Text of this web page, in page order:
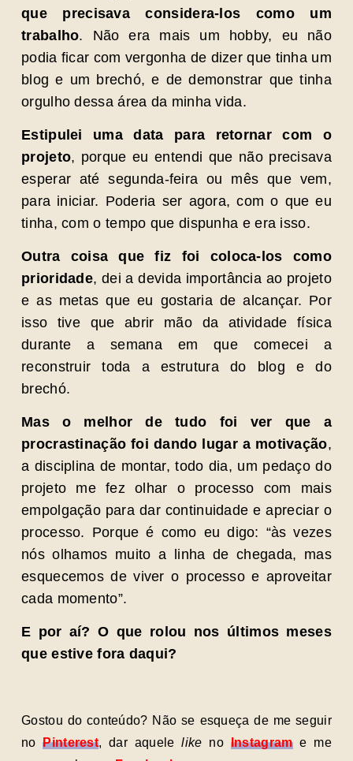
que precisava considera-los como um
trabalho. Não era mais um hobby, eu não
podia ficar com vergonha de dizer que tinha um
blog e um brechó, e de demonstrar que tinha
orgulho dessa área da minha vida.
Estipulei uma data para retornar com o
projeto, porque eu entendi que não precisava
esperar até segunda-feira ou mês que vem,
para iniciar. Poderia ser agora, com o que eu
tinha, com o tempo que dispunha e era isso.
Outra coisa que fiz foi coloca-los como
prioridade, dei a devida importância ao projeto
e as metas que eu gostaria de alcançar. Por
isso tive que abrir mão da atividade física
durante a semana em que comecei a
reconstruir toda a estrutura do blog e do
brechó.
Mas o melhor de tudo foi ver que a
procrastinação foi dando lugar a motivação,
a disciplina de montar, todo dia, um pedaço do
projeto me fez olhar o processo com mais
empolgação para dar continuidade e apreciar o
processo. Porque é como eu digo: “às vezes
nós olhamos muito a linha de chegada, mas
esquecemos de viver o processo e aproveitar
cada momento”.
E por aí? O que rolou nos últimos meses
que estive fora daqui?
Gostou do conteúdo? Não se esqueça de me seguir
noPinterest, dar aquelelike no Instagrame me